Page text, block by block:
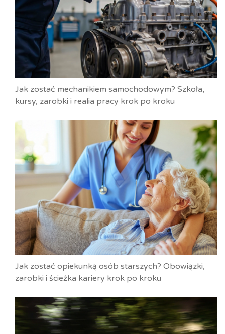
Jak zostać mechanikiem samochodowym? Szkoła,
kursy, zarobki i realia pracy krok po kroku
Jak zostać opiekunką osób starszych? Obowiązki,
zarobki i ścieżka kariery krok po kroku